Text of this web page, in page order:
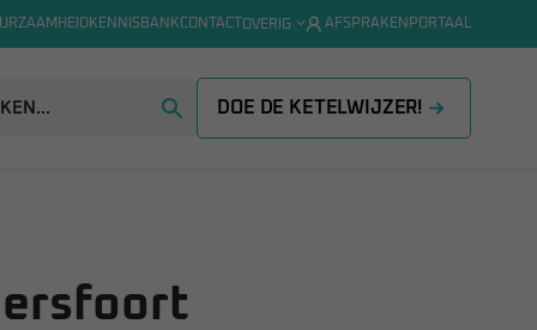
KENNISBANKCONTACT OVERIG AFSPRAKENPORTAAL
DOE DE KETELWIJZER!